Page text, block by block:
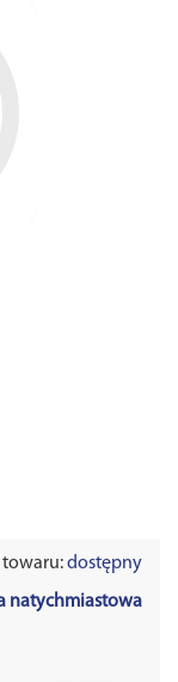
towaru:dostępny
natychmiastowa